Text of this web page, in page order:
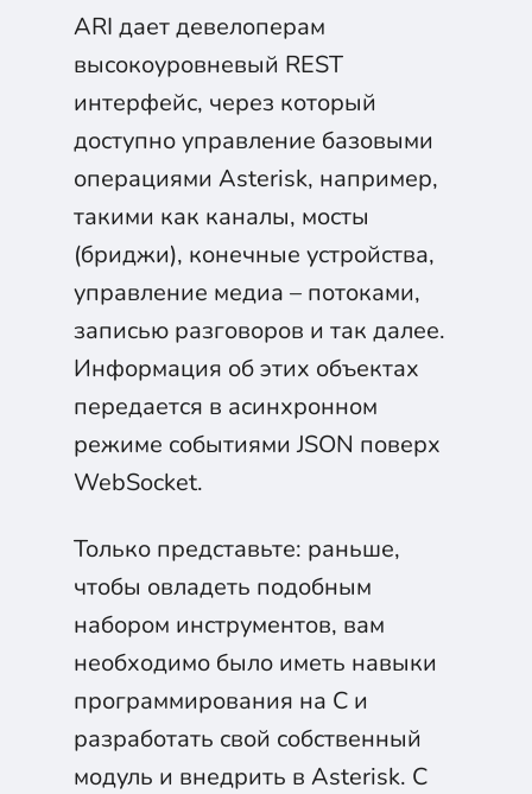
ARI дает девелоперам
высокоуровневый REST
интерфейс, через который
доступно управление базовыми
операциями Asterisk, например,
такими как каналы, мосты
(бриджи), конечные устройства,
управление медиа – потоками,
записью разговоров и так далее.
Информация об этих объектах
передается в асинхронном
режиме событиями JSON поверх
WebSocket.
Только представьте: раньше,
чтобы овладеть подобным
набором инструментов, вам
необходимо было иметь навыки
программирования на C и
разработать свой собственный
модуль и внедрить в Asterisk. С